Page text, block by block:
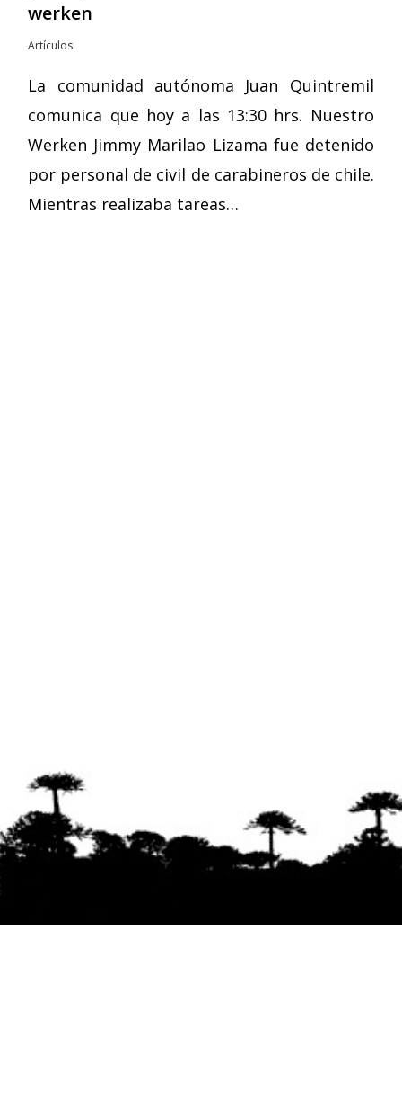
werken
Artículos
La comunidad autónoma Juan Quintremil
comunica que hoy a las 13:30 hrs. Nuestro
Werken Jimmy Marilao Lizama fue detenido
por personal de civil de carabineros de chile.
Mientras realizaba tareas…